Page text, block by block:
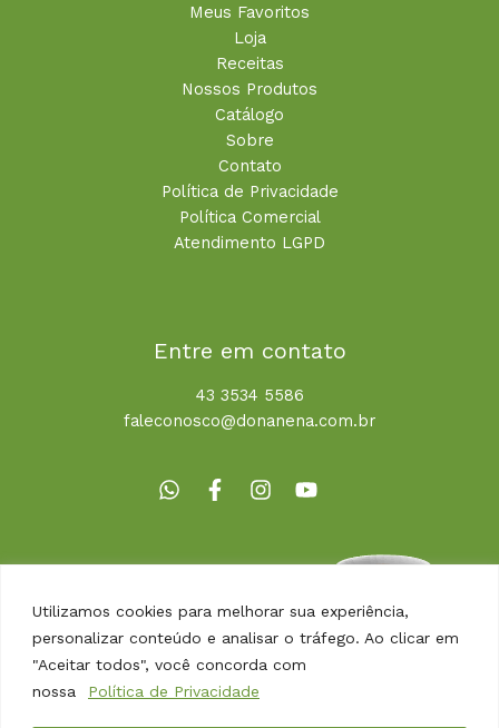
Utilizamos cookies para melhorar sua experiência,
personalizar conteúdo e analisar o tráfego. Ao clicar em
"Aceitar todos", você concorda com
nossa
Política de Privacidade
Meus Favoritos
Loja
Receitas
Nossos Produtos
Catálogo
Sobre
Contato
Política de Privacidade
Política Comercial
Atendimento LGPD
Entre em contato
43 3534 5586
faleconosco@donanena.com.br
Copyright © 2026 | Dona Nena Alimentos